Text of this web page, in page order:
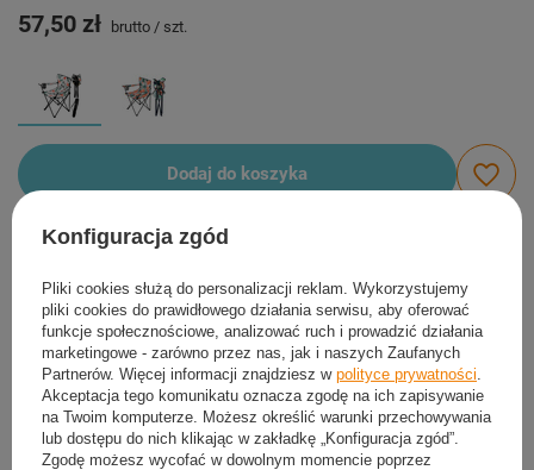
57,50 zł
brutto / szt.
Dodaj do koszyka
Możesz kupić także poprzez:
Produkt dostępny Wysyłkajutro(3 szt. w magazynie)
Darmowa i szybka dostawaod50,00 zł
30dni na łatwy zwrot
Sprawdź, w którym sklepie obejrzysz i kupisz od ręki
Bezpieczne zakupy
Konfiguracja zgód
Pliki cookies służą do personalizacji reklam. Wykorzystujemy
pliki cookies do prawidłowego działania serwisu, aby oferować
funkcje społecznościowe, analizować ruch i prowadzić działania
marketingowe - zarówno przez nas, jak i naszych Zaufanych
Partnerów. Więcej informacji znajdziesz w polityce prywatności
Akceptacja tego komunikatu oznacza zgodę na ich zapisywanie
na Twoim komputerze. Możesz określić warunki przechowywania
lub dostępu do nich klikając w zakładkę „Konfiguracja zgód”.
Zgodę możesz wycofać w dowolnym momencie poprzez